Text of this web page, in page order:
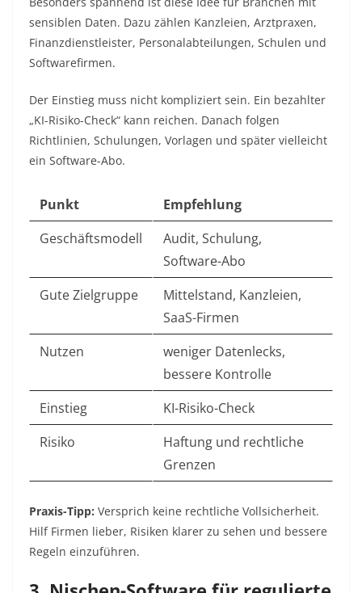
sensiblen Daten. Dazu zählen Kanzleien, Arztpraxen,
Finanzdienstleister, Personalabteilungen, Schulen und
Softwarefirmen.
Der Einstieg muss nicht kompliziert sein. Ein bezahlter
„KI-Risiko-Check“ kann reichen. Danach folgen
Richtlinien, Schulungen, Vorlagen und später vielleicht
ein Software-Abo.
Punkt
Empfehlung
Geschäftsmodell
Audit, Schulung,
Software-Abo
Gute Zielgruppe
Mittelstand, Kanzleien,
SaaS-Firmen
Nutzen
weniger Datenlecks,
bessere Kontrolle
Einstieg
KI-Risiko-Check
Risiko
Haftung und rechtliche
Grenzen
Praxis-Tipp: Versprich keine rechtliche Vollsicherheit.
Hilf Firmen lieber, Risiken klarer zu sehen und bessere
Regeln einzuführen.